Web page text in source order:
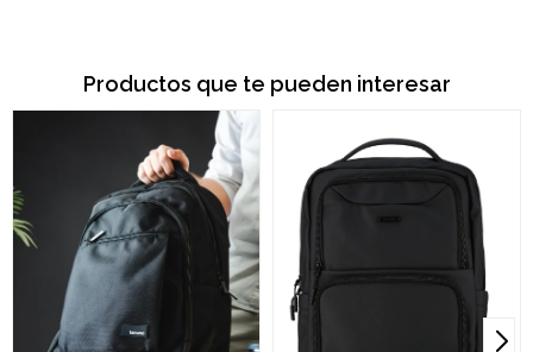
Productos que te pueden interesar